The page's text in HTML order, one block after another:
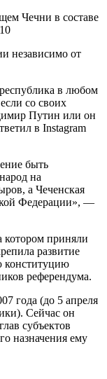
Чечни в составе
0
независимо от
в любом
со своих
Путин или он
в Instagram
быть
на
а Чеченская
Федерации», —
котором приняли
развитие
конституцию
референдума.
года (до 5 апреля
Сейчас он
субъектов
назначения ему